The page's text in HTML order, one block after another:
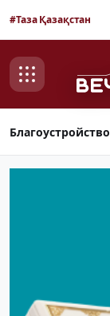
#Таза Қазақстан
Благоустройство